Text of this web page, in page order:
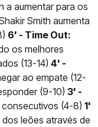
a aumentar para os
Smith aumenta
6' - Time Out:
os melhores
(13-14) 4' -
ao empate (12-
(9-10) 3' -
(4-8) 1'
leões através de